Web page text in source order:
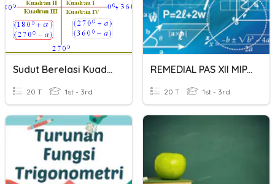
Sudut Berelasi Kuadran I Dan II
20 T 1st - 3rd
REMEDIAL PAS XII MIPA
20 T 1st - 3rd